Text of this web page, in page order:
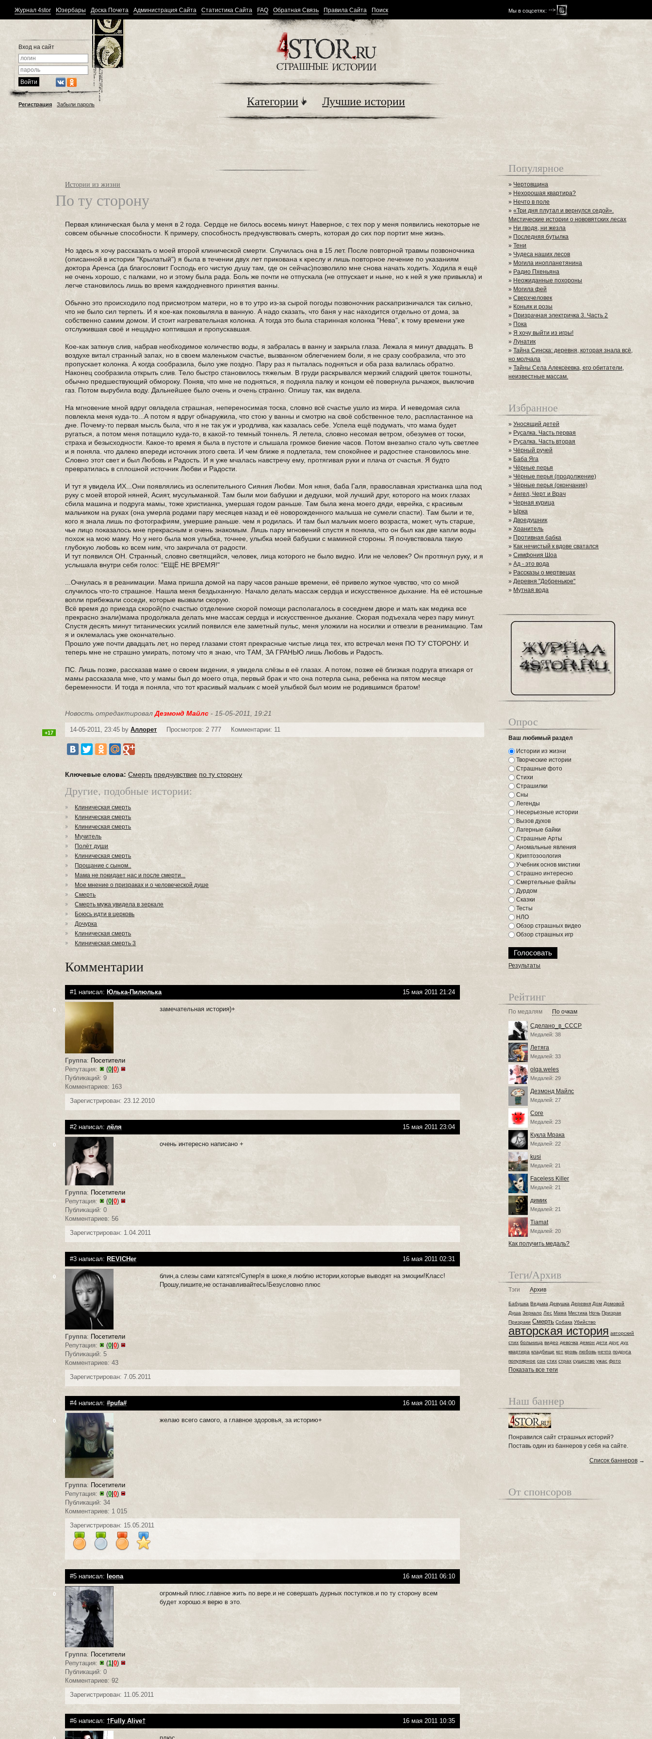
Мы в соцсетях: -->
Журнал 4stor Юзербары Доска Почета Администрация Сайта Статистика Сайта FAQ Обратная Связь Правила Сайта Поиск
Вход на сайт
Регистрация Забыли пароль Категории Лучшие истории
Истории из жизни
По ту сторону
Первая клиническая была у меня в 2 года. Сердце не билось восемь минут. Наверное, с тех пор у меня появились некоторые не
совсем обычные способности. К примеру, способность предчувствовать смерть, которая до сих пор портит мне жизнь.
Но здесь я хочу рассказать о моей второй клинической смерти. Случилась она в 15 лет. После повторной травмы позвоночника
(описанной в истории "Крылатый") я была в течении двух лет прикована к креслу и лишь повторное лечение по указаниям
доктора Аренса (да благословит Господь его чистую душу там, где он сейчас)позволило мне снова начать ходить. Ходила я ещё
не очень хорошо, с палками, но и этому была рада. Боль же почти не отпускала (не отпускает и ныне, но к ней я уже привыкла) и
легче становилось лишь во время каждодневного принятия ванны.
Обычно это происходило под присмотром матери, но в то утро из-за сырой погоды позвоночник раскапризничался так сильно,
что не было сил терпеть. И я кое-как поковыляла в ванную. А надо сказать, что баня у нас находится отдельно от дома, за
собственно самим домом. И стоит нагревательная колонка. А тогда это была старинная колонка "Нева", к тому времени уже
отслужившая своё и нещадно коптившая и пропускавшая.
Кое-как заткнув слив, набрав необходимое количество воды, я забралась в ванну и закрыла глаза. Лежала я минут двадцать. В
воздухе витал странный запах, но в своем маленьком счастье, вызванном облегчением боли, я не сразу сообразила, что это
пропускает колонка. А когда сообразила, было уже поздно. Пару раз я пыталась подняться и оба раза валилась обратно.
Наконец сообразила открыть слив. Тело быстро становилось тяжелым. В груди раскрывался мерзкий сладкий цветок тошноты,
обычно предшествующий обмороку. Поняв, что мне не подняться, я подняла палку и концом её повернула рычажок, выключив
газ. Потом вырубила воду. Дальнейшее было очень и очень странно. Опишу так, как видела.
На мгновение мной вдруг овладела страшная, непереносимая тоска, словно всё счастье ушло из мира. И неведомая сила
повлекла меня куда-то...А потом я вдруг обнаружила, что стою у ванны и смотрю на своё собственное тело, распластанное на
дне. Почему-то первая мысль была, что я не так уж и уродлива, как казалась себе. Успела ещё подумать, что мама будет
ругаться, а потом меня потащило куда-то, в какой-то темный тоннель. Я летела, словно несомая ветром, обезумев от тоски,
страха и безысходности. Какое-то время я была в пустоте и слышала громкое биение часов. Потом внезапно стало чуть светлее
и я поняла. что далеко впереди источник этого света. И чем ближе я подлетала, тем спокойнее и радостнее становилось мне.
Словно этот свет и был Любовь и Радость. И я уже мчалась навстречу ему, протягивая руки и плача от счастья. Я будто
превратилась в сплошной источник Любви и Радости.
И тут я увидела ИХ...Они появлялись из ослепительного Сияния Любви. Моя няня, баба Галя, православная христианка шла под
руку с моей второй няней, Асият, мусульманкой. Там были мои бабушки и дедушки, мой лучший друг, которого на моих глазах
сбила машина и подруга мамы, тоже христианка, умершая годом раньше. Там была жена моего дяди, еврейка, с красивым
мальчиком на руках (она умерла родами пару месяцев назад и её новорожденного малыша не сумели спасти). Там были и те,
кого я знала лишь по фотографиям, умершие раньше. чем я родилась. И там был мальчик моего возраста, может, чуть старше,
чье лицо показалось мне прекрасным и очень знакомым. Лишь пару мгновений спустя я поняла, что он был как две капли воды
похож на мою маму. Но у него была моя улыбка, точнее, улыбка моей бабушки с маминой стороны. Я почувствовала такую
глубокую любовь ко всем ним, что закричала от радости.
И тут появился ОН. Странный, словно светящийся, человек, лица которого не было видно. Или не человек? Он протянул руку, и я
услышала внутри себя голос: "ЕЩЁ НЕ ВРЕМЯ!"
...Очнулась я в реанимации. Мама пришла домой на пару часов раньше времени, её привело жуткое чувство, что со мной
случилось что-то страшное. Нашла меня бездыханную. Начало делать массаж сердца и искусственное дыхание. На её истошные
вопли прибежали соседи, которые вызвали скорую.
Всё время до приезда скорой(по счастью отделение скорой помощи располагалось в соседнем дворе и мать как медика все
прекрасно знали)мама продолжала делать мне массаж сердца и искусственное дыхание. Скорая подъехала через пару минут.
Спустя десять минут титанических усилий появился еле заметный пульс, меня уложили на носилки и отвезли в реанимацию. Там
я и оклемалась уже окончательно.
Прошло уже почти двадцать лет, но перед глазами стоят прекрасные чистые лица тех, кто встречал меня ПО ТУ СТОРОНУ. И
теперь мне не страшно умирать, потому что я знаю, что ТАМ, ЗА ГРАНЬЮ лишь Любовь и Радость.
ПС. Лишь позже, рассказав маме о своем видении, я увидела слёзы в её глазах. А потом, позже её близкая подруга втихаря от
мамы рассказала мне, что у мамы был до моего отца, первый брак и что она потерла сына, ребенка на пятом месяце
беременности. И тогда я поняла, что тот красивый мальчик с моей улыбкой был моим не родившимся братом!
Новость отредактировалДезмонд Майлс - 15-05-2011, 19:21
14-05-2011, 23:45 byАллорет Просмотров: 2 777 Комментарии: 11
+17
Ключевые слова: Смерть предчувствие по ту сторону
Другие, подобные истории:
Клиническая смерть
Клиническая смерть
Клиническая смерть
Мучитель
Полёт души
Клиническая смерть
Прощание с сыном..
Мама не покидает нас и после смерти...
Мое мнение о призраках и о человеческой душе
Смерть
Смерть мужа увидела в зеркале
Боюсь идти в церковь
Дочурка
Клиническая смерть
Клиническая смерть 3
Комментарии
#1 написал: Юлька-Пилюлька 15 мая 2011 21:24
0
Группа: Посетители
Репутация:
(0 |0)
Публикаций: 9
Комментариев: 163
замечательная история)+
Зарегистрирован: 23.12.2010
#2 написал:лёля 15 мая 2011 23:04
0
Группа: Посетители
Репутация:
(0 |0)
Публикаций: 0
Комментариев: 56
очень интересно нaписaно +
Зарегистрирован: 1.04.2011
#3 написал: REVICHer 16 мая 2011 02:31
0
Группа: Посетители
Репутация:
(0 |0)
Публикаций: 5
Комментариев: 43
блин,а слезы сами катятся!Супер!я в шоке,я люблю истории,которые выводят на эмоции!Класс!
Прошу,пишите,не останавливайтесь!Безусловно плюс
Зарегистрирован: 7.05.2011
#4 написал:#pufa# 16 мая 2011 04:00
0
Группа: Посетители
Репутация:
(0|0)
Публикаций: 34
Комментариев: 1 015
желаю всего самого, а главное здоровья, за историю+
Зарегистрирован: 15.05.2011
#5 написал:leona 16 мая 2011 06:10
0
Группа: Посетители
Репутация:
(1 |0)
Публикаций: 0
Комментариев: 92
огромный плюс.главное жить по вере.и не совершать дурных поступков.и по ту сторону всем
будет хорошо.я верю в это.
Зарегистрирован: 11.05.2011
#6 написал:†Fully Alive† 16 мая 2011 10:35
Популярное
» Чертовщина
» Нехорошая квартира?
» Нечто в поле
»«Три дня плутал и вернулся седой».
Мистические истории о нововятских лесах
» Ни гводя, ни жезла
» Последняя бутылка
»Тени
» Чудеса наших лесов
» Могила инопланетянина
» Радио Пхеньяна
» Неожиданные похороны
» Могила фей
»Сверхчеловек
» Коньяк и розы
» Призрачная электричка 3. Часть 2
» Пока
»Я хочу выйти из игры!
»Лунатик
»Тайна Синска: деревня, которая знала всё,
но молчала
»Тайны Села Алексеевка, его обитатели,
неизвестные массам.
Избранное
»Уносящий детей
» Русалка. Часть первая
» Русалка. Часть вторая
» Чёрный ручей
» Баба Яга
»Чёрные перья
» Чёрные перья (продолжение)
» Чёрные перья (окончание)
»Ангел, Черт и Врач
» Черная курица
» Ырка
»Двоедушник
»Хранитель
» Противная бабка
» Как нечистый к вдове сватался
»Симфония Шоа
»Ад - это вода
» Рассказы о мертвецах
»Деревня "Добренькое"
» Мутная вода
Опрос
Ваш любимый раздел
Истории из жизни
Творческие истории
Страшные фото
Стихи
Страшилки
Сны
Легенды
Несерьезные истории
Вызов духов
Лагерные байки
Страшные Арты
Аномальные явления
Криптозоология
Учебник основ мистики
Страшно интересно
Смертельные файлы
Дурдом
Сказки
Тесты
НЛО
Обзор страшных видео
Обзор страшных игр
Результаты
Рейтинг
По медалям По очкам
Сделано_в_СССР
Медалей: 38
Летяга
Медалей: 33
olqa.weles
Медалей: 29
Дезмонд Майлс
Медалей: 27
Core
Медалей: 23
Кукла Мрака
Медалей: 22
kusi
Медалей: 21
Faceless Killer
Медалей: 21
димик
Медалей: 21
Tiamat
Медалей: 20
Как получить медаль?
Теги/Архив
Тэги Архив
Бабушка Ведьма Девушка Деревня Дом Домовой
Душа Зеркало Лес Мама Мистика Ночь Призрак
Призраки Смерть Собака Убийство
авторская история авторский
стих больница видео девочка демон дети друг дух
квартира кладбище кот кровь любовь нечто подруга
популярное сон стих страх существо ужас фото
Показать все теги
Наш баннер
Понравился сайт страшных историй?
Поставь один из баннеров у себя на сайте.
Список баннеров →
От спонсоров